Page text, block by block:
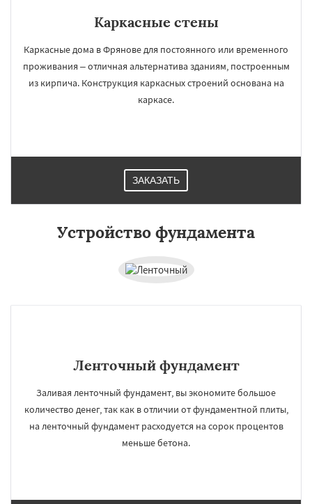
Каркасные стены
Каркасные дома в Фрянове для постоянного или временного
проживания – отличная альтернатива зданиям, построенным
из кирпича. Конструкция каркасных строений основана на
каркасе.
ЗАКАЗАТЬ
Устройство фундамента
Ленточный фундамент
Заливая ленточный фундамент, вы экономите большое
количество денег, так как в отличии от фундаментной плиты,
на ленточный фундамент расходуется на сорок процентов
меньше бетона.